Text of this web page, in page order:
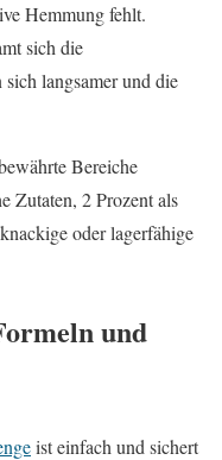
Hemmung fehlt.
sich die
langsamer und die
Bereiche
Zutaten, 2 Prozent als
oder lagerfähige
und
ist einfach und sichert